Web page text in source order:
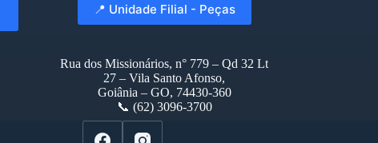
📍 Unidade Filial - Peças
Rua dos Missionários, n° 779 – Qd 32 Lt
27 – Vila Santo Afonso,
Goiânia – GO, 74430-360
📞 (62) 3096-3700